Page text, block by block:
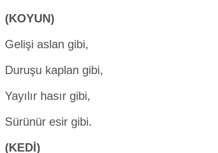
(KOYUN)
Gelişi aslan gibi,
Duruşu kaplan gibi,
Yayılır hasır gibi,
Sürünür esir gibi.
(KEDİ)